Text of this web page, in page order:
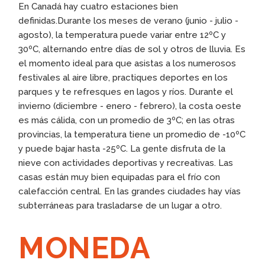
En Canadá hay cuatro estaciones bien
definidas.Durante los meses de verano (junio - julio -
agosto), la temperatura puede variar entre 12ºC y
30ºC, alternando entre días de sol y otros de lluvia. Es
el momento ideal para que asistas a los numerosos
festivales al aire libre, practiques deportes en los
parques y te refresques en lagos y ríos. Durante el
invierno (diciembre - enero - febrero), la costa oeste
es más cálida, con un promedio de 3ºC; en las otras
provincias, la temperatura tiene un promedio de -10ºC
y puede bajar hasta -25ºC. La gente disfruta de la
nieve con actividades deportivas y recreativas. Las
casas están muy bien equipadas para el frío con
calefacción central. En las grandes ciudades hay vías
subterráneas para trasladarse de un lugar a otro.
MONEDA